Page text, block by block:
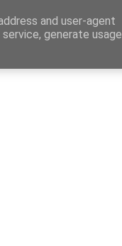
and user-agent
generate usage